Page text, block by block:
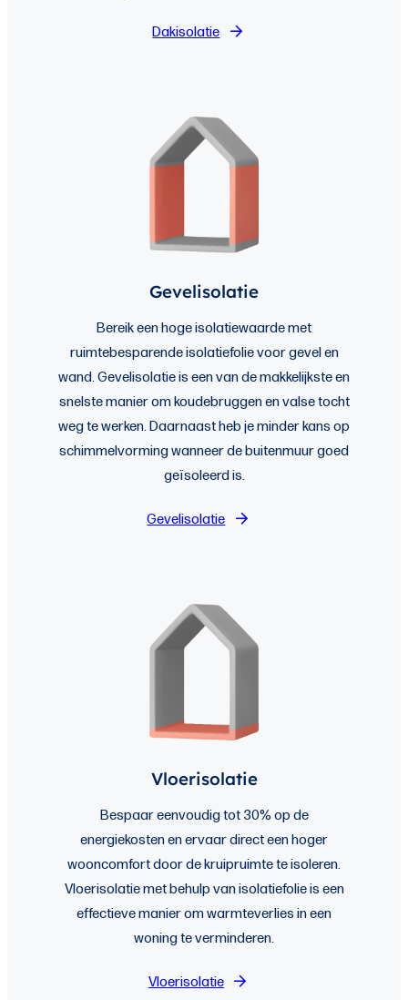
Dakisolatie
Gevelisolatie
Bereik een hoge isolatiewaarde met
ruimtebesparende isolatiefolie voor gevel en
wand. Gevelisolatie is een van de makkelijkste en
snelste manier om koudebruggen en valse tocht
weg te werken. Daarnaast heb je minder kans op
schimmelvorming wanneer de buitenmuur goed
geïsoleerd is.
Gevelisolatie
Vloerisolatie
Bespaar eenvoudig tot 30% op de
energiekosten en ervaar direct een hoger
wooncomfort door de kruipruimte te isoleren.
Vloerisolatie met behulp van isolatiefolie is een
effectieve manier om warmteverlies in een
woning te verminderen.
Vloerisolatie